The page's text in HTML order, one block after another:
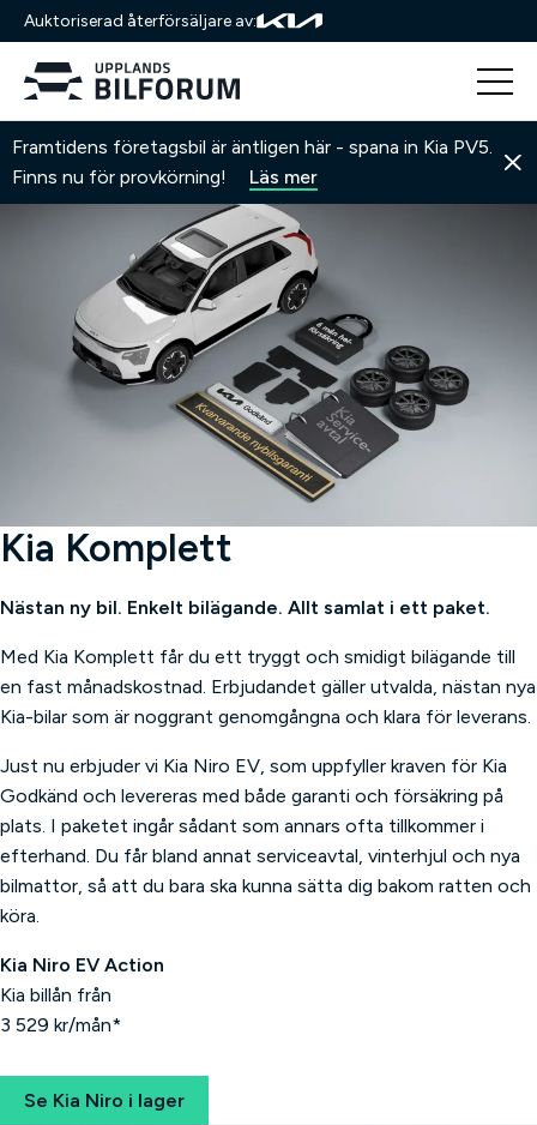
Auktoriserad återförsäljare av:
Framtidens företagsbil är äntligen här - spana in Kia PV5.
Finns nu för provkörning!
Läs mer
Hem Kia Komplett
Kia Komplett
Nästan ny bil. Enkelt bilägande. Allt samlat i ett paket.
Med Kia Komplett får du ett tryggt och smidigt bilägande till
en fast månadskostnad. Erbjudandet gäller utvalda, nästan nya
Kia-bilar som är noggrant genomgångna och klara för leverans.
Just nu erbjuder vi Kia Niro EV, som uppfyller kraven för Kia
Godkänd och levereras med både garanti och försäkring på
plats. I paketet ingår sådant som annars ofta tillkommer i
efterhand. Du får bland annat serviceavtal, vinterhjul och nya
bilmattor, så att du bara ska kunna sätta dig bakom ratten och
köra.
Kia Niro EV Action
Kia billån från
3 529 kr/mån*
Se Kia Niro i lager